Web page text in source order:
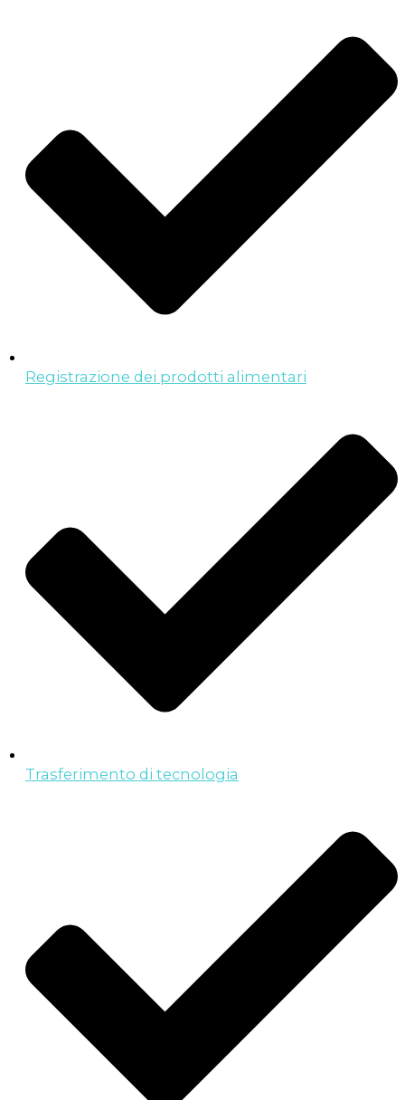
Registrazione dei prodotti alimentari
Trasferimento di tecnologia